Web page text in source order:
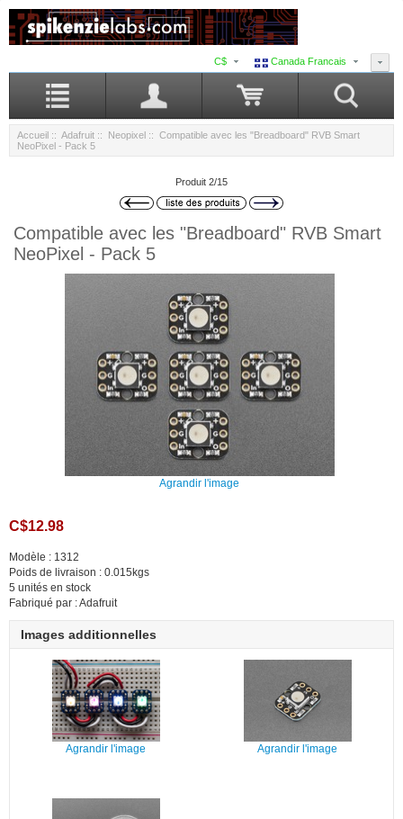
Canada Francais
C$
Accueil :: Adafruit :: Neopixel :: Compatible avec les "Breadboard" RVB Smart
NeoPixel - Pack 5
Produit 2/15
Compatible avec les "Breadboard" RVB Smart
NeoPixel - Pack 5
Agrandir l'image
C$12.98
Modèle : 1312
Poids de livraison : 0.015kgs
5 unités en stock
Fabriqué par : Adafruit
Images additionnelles
Agrandir l'image Agrandir l'image